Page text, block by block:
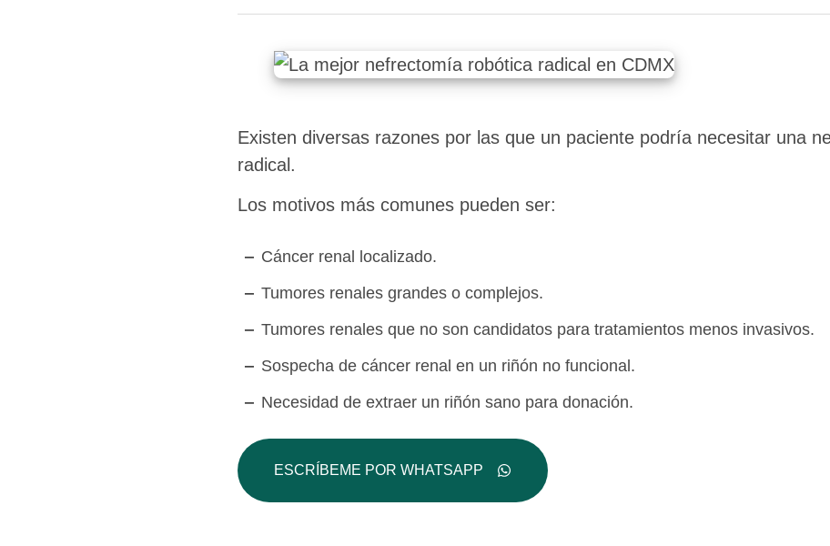
Existen diversas razones por las que un paciente podría necesitar una
radical.
Los motivos más comunes pueden ser:
Cáncer renal localizado.
Tumores renales grandes o complejos.
Tumores renales que no son candidatos para tratamientos menos invasivos.
Sospecha de cáncer renal en un riñón no funcional.
Necesidad de extraer un riñón sano para donación.
ESCRÍBEME POR WHATSAPP